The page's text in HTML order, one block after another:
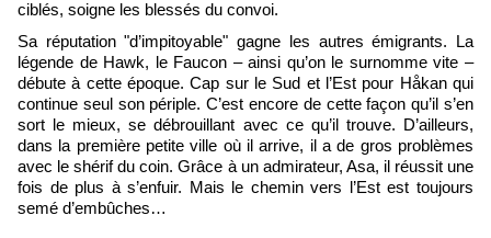
ciblés, soigne les blessés du convoi.
Sa réputation "d’impitoyable" gagne les autres émigrants. La
légende de Hawk, le Faucon – ainsi qu’on le surnomme vite –
débute à cette époque. Cap sur le Sud et l’Est pour Håkan qui
continue seul son périple. C’est encore de cette façon qu’il s’en
sort le mieux, se débrouillant avec ce qu’il trouve. D’ailleurs,
dans la première petite ville où il arrive, il a de gros problèmes
avec le shérif du coin. Grâce à un admirateur, Asa, il réussit une
fois de plus à s’enfuir. Mais le chemin vers l’Est est toujours
semé d’embûches…